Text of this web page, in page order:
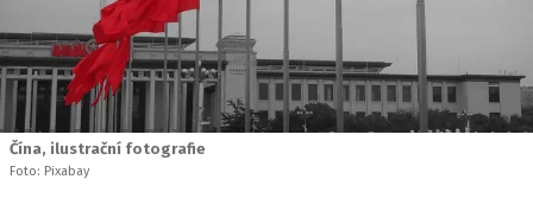
Čína, ilustrační fotografie
Foto: Pixabay